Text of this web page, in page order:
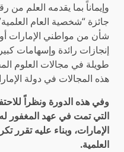
وإيماناً بما يقدمه العلم من
جائزة “شخصية العام
شأن من مواطني الإمارات
إنجازات رائدة وإسهامات
طويلة في مجالات العلوم
هذه المجالات في دولة
وفي هذه الدورة ونظراً
التي تمت في عهد المغفور
الإمارات، وبناء عليه تقرر
العلمية.